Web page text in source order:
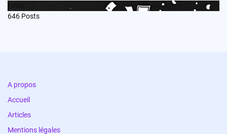
646 Posts
A propos
Accueil
Articles
Mentions légales